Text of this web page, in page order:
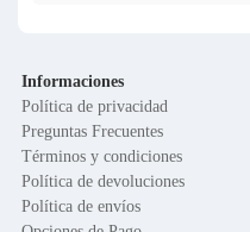
Informaciones
Política de privacidad
Preguntas Frecuentes
Términos y condiciones
Política de devoluciones
Política de envíos